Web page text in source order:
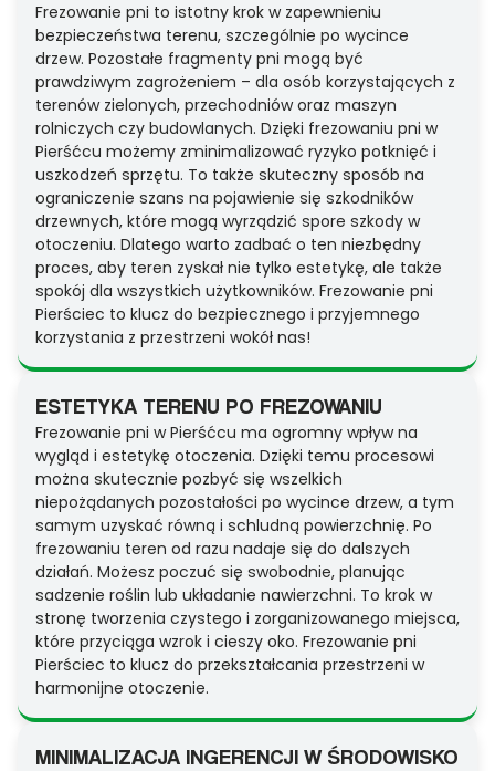
Frezowanie pni to istotny krok w zapewnieniu
bezpieczeństwa terenu, szczególnie po wycince
drzew. Pozostałe fragmenty pni mogą być
prawdziwym zagrożeniem – dla osób korzystających z
terenów zielonych, przechodniów oraz maszyn
rolniczych czy budowlanych. Dzięki frezowaniu pni w
Pierśćcu możemy zminimalizować ryzyko potknięć i
uszkodzeń sprzętu. To także skuteczny sposób na
ograniczenie szans na pojawienie się szkodników
drzewnych, które mogą wyrządzić spore szkody w
otoczeniu. Dlatego warto zadbać o ten niezbędny
proces, aby teren zyskał nie tylko estetykę, ale także
spokój dla wszystkich użytkowników. Frezowanie pni
Pierściec to klucz do bezpiecznego i przyjemnego
korzystania z przestrzeni wokół nas!
ESTETYKA TERENU PO FREZOWANIU
Frezowanie pni w Pierśćcu ma ogromny wpływ na
wygląd i estetykę otoczenia. Dzięki temu procesowi
można skutecznie pozbyć się wszelkich
niepożądanych pozostałości po wycince drzew, a tym
samym uzyskać równą i schludną powierzchnię. Po
frezowaniu teren od razu nadaje się do dalszych
działań. Możesz poczuć się swobodnie, planując
sadzenie roślin lub układanie nawierzchni. To krok w
stronę tworzenia czystego i zorganizowanego miejsca,
które przyciąga wzrok i cieszy oko. Frezowanie pni
Pierściec to klucz do przekształcania przestrzeni w
harmonijne otoczenie.
MINIMALIZACJA INGERENCJI W ŚRODOWISKO